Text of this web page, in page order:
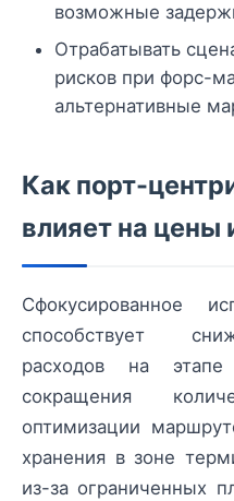
возможные
Отрабатывать
рисков при форс-
альтернативные
Как порт-
влияет на
Сфокусированное
способствует
расходов на
сокращения
оптимизации
хранения в зоне
из-за ограниченных